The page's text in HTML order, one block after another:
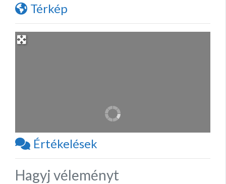
Térkép
Értékelések
Hagyj véleményt